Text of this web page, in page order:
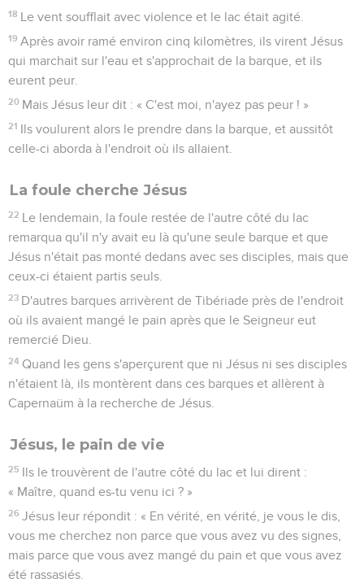
18 Le vent soufflait avec violence et le lac était agité.
19 Après avoir ramé environ cinq kilomètres, ils virent Jésus
qui marchait sur l'eau et s'approchait de la barque, et ils
eurent peur.
20 Mais Jésus leur dit : « C'est moi, n'ayez pas peur ! »
21 Ils voulurent alors le prendre dans la barque, et aussitôt
celle-ci aborda à l'endroit où ils allaient.
La foule cherche Jésus
22 Le lendemain, la foule restée de l'autre côté du lac
remarqua qu'il n'y avait eu là qu'une seule barque et que
Jésus n'était pas monté dedans avec ses disciples, mais que
ceux-ci étaient partis seuls.
23 D'autres barques arrivèrent de Tibériade près de l'endroit
où ils avaient mangé le pain après que le Seigneur eut
remercié Dieu.
24 Quand les gens s'aperçurent que ni Jésus ni ses disciples
n'étaient là, ils montèrent dans ces barques et allèrent à
Capernaüm à la recherche de Jésus.
Jésus, le pain de vie
25 Ils le trouvèrent de l'autre côté du lac et lui dirent :
« Maître, quand es-tu venu ici ? »
26 Jésus leur répondit : « En vérité, en vérité, je vous le dis,
vous me cherchez non parce que vous avez vu des signes,
mais parce que vous avez mangé du pain et que vous avez
été rassasiés.